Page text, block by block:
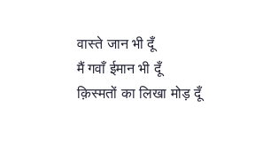
वास्ते जान भी दूँ
मैं गवाँ ईमान भी दूँ
क़िस्मतों का लिखा मोड़ दूँ